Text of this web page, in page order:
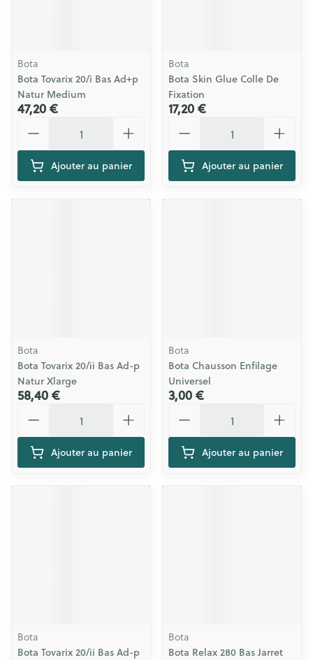
Bota
Bota Tovarix 20/i Bas Ad+p
Natur Medium
47,20 €
Ajouter au panier
Bota
Bota Skin Glue Colle De
Fixation
17,20 €
Ajouter au panier
Bota
Bota Tovarix 20/ii Bas Ad-p
Natur Xlarge
58,40 €
Ajouter au panier
Bota
Bota Chausson Enfilage
Universel
3,00 €
Ajouter au panier
Bota
Bota Tovarix 20/ii Bas Ad-p
Bota
Bota Relax 280 Bas Jarret